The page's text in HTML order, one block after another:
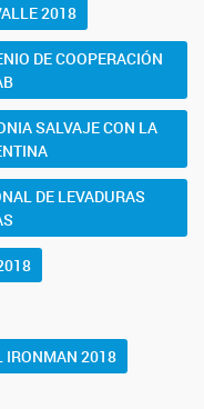
2018
DE COOPERACIÓN
SALVAJE CON LA
DE LEVADURAS
IRONMAN 2018